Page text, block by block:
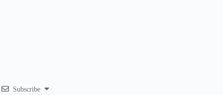
Subscribe